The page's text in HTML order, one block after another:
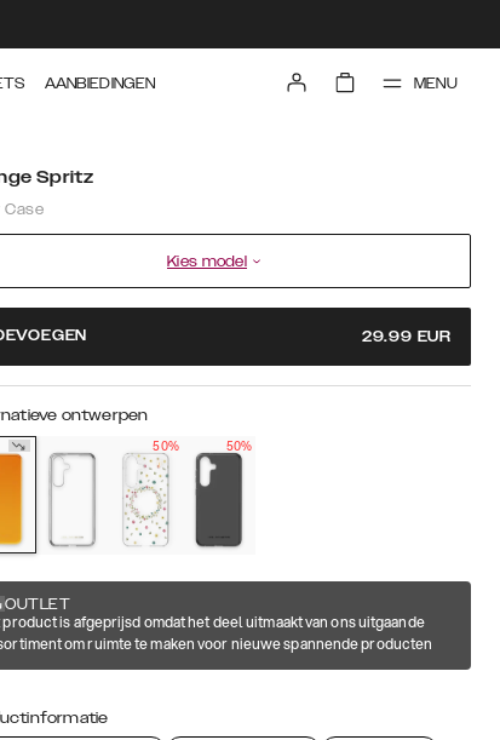
AANBIEDINGEN MENU
Spritz
Case
Kies model
29.99 EUR
ontwerpen
50% 50%
OUTLET
product is afgeprijsd omdat het deel uitmaakt van ons uitgaande
om ruimte te maken voor nieuwe spannende producten